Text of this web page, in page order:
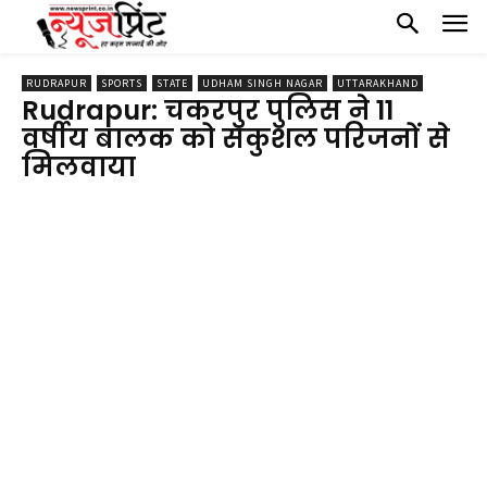
RUDRAPUR SPORTS STATE UDHAM SINGH NAGAR UTTARAKHAND
Rudrapur: चकरपुर पुलिस ने 11
वर्षीय बालक को सकुशल परिजनों से
मिलवाया